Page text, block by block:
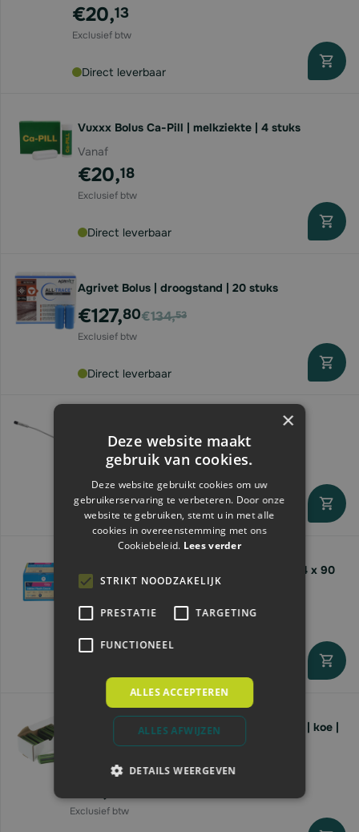
€20,13
Direct leverbaar
Vuxxx Bolus Ca-Pill | melkziekte | 4 stuks
Vanaf
€20,18
Direct leverbaar
Agrivet Bolus | droogstand | 20 stuks
Voor
€127,80€134,53
Direct leverbaar
€39,31€41, 37
Direct leverbaar
Topro Bolus Udder Flash Green | mastitis | 4 x 90
gram
Voor
€117,01€123,
Bovivet Maagmagneet | bescherming maag | koe |
10 stuks
×
Deze website maakt
gebruik van cookies.
Deze website gebruikt cookies om uw
gebruikerservaring te verbeteren. Door onze
website te gebruiken, stemt u in met alle
cookies in overeenstemming met ons
Cookiebeleid. Lees verder
STRIKT NOODZAKELIJK
PRESTATIE TARGETING
FUNCTIONEEL
ALLES ACCEPTEREN
ALLES AFWIJZEN
DETAILS WEERGEVEN